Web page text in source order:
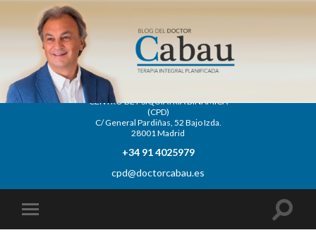
CENTRO DE PSIQUIATRÍA DINÁMICA
(CPD)
C/ General Pardiñas, 52 Bajo Izda.
28001 Madrid
+34 91 4025979
cpd@doctorcabau.es